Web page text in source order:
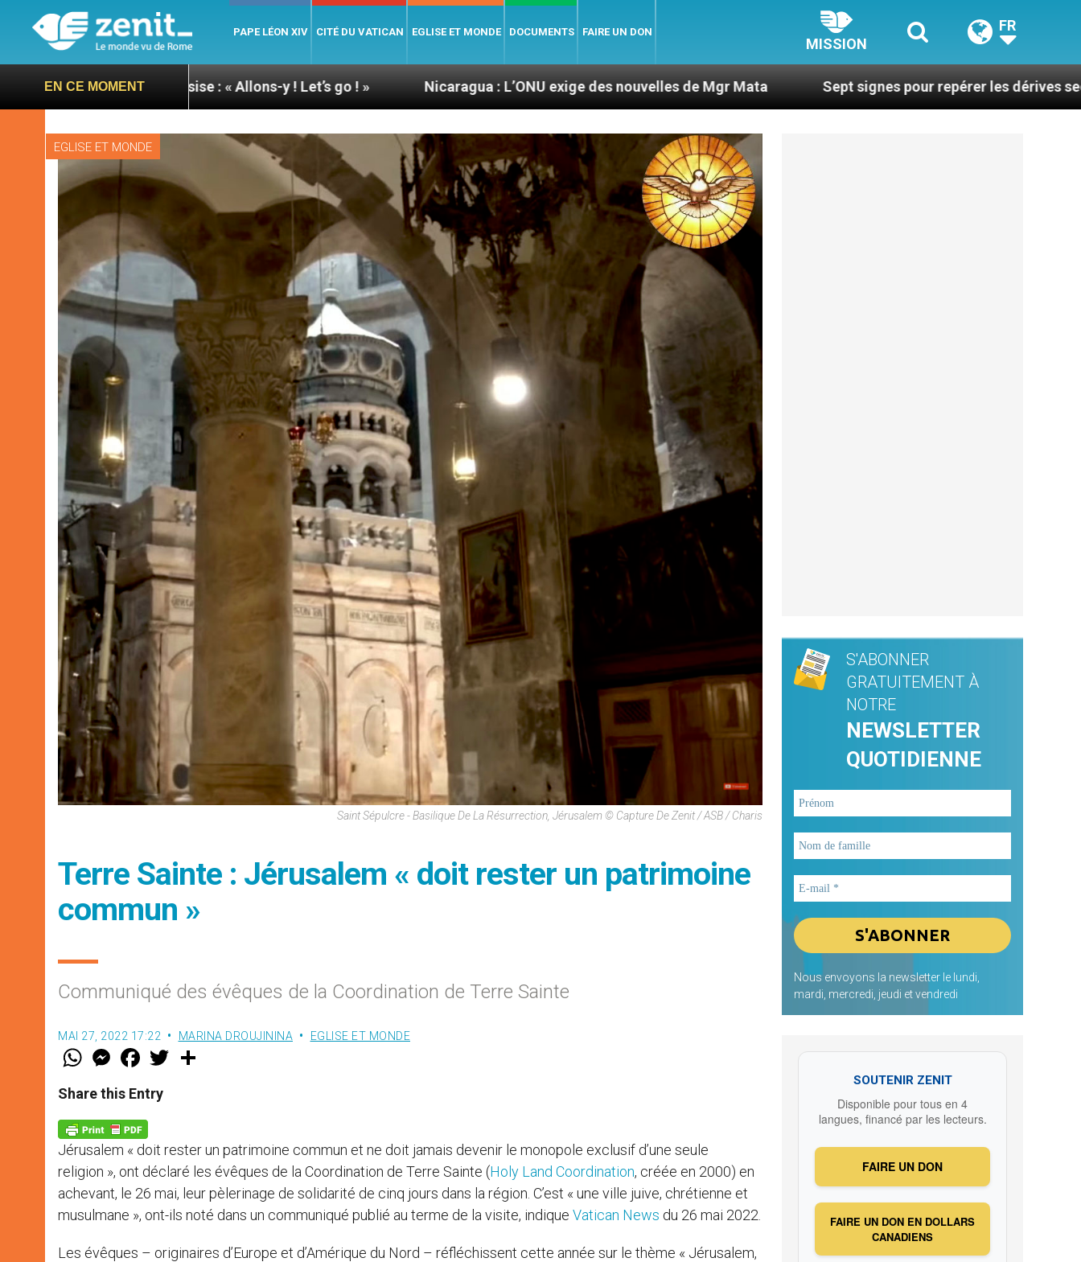
PAPE LÉON XIV CITÉ DU VATICAN EGLISE ET MONDE DOCUMENTS FAIRE UN DON
MISSION
FR
EN CE MOMENT
à Assise : « Allons-y ! Let’s go ! » Nicaragua : L’ONU exige des nouvelles de Mgr Mata Sept signes pour repérer les dérives sectaires du
EGLISE ET MONDE
Saint Sépulcre - Basilique De La Résurrection, Jérusalem © Capture De Zenit / ASB / Charis
Terre Sainte : Jérusalem « doit rester un patrimoine
commun »
Communiqué des évêques de la Coordination de Terre Sainte
MAI 27, 2022 17:22 MARINA DROUJININA EGLISE ET MONDE
W
t
s
p
p
M
e
s
e
g
e
r
F
a
e
b
o
k
w
Share this Entry
Jérusalem « doit rester un patrimoine commun et ne doit jamais devenir le monopole exclusif d’une seule
religion », ont déclaré les évêques de la Coordination de Terre Sainte (Holy Land Coordination, créée en 2000) en
achevant, le 26 mai, leur pèlerinage de solidarité de cinq jours dans la région. C’est « une ville juive, chrétienne et
musulmane », ont-ils noté dans un communiqué publié au terme de la visite, indique Vatican News du 26 mai 2022.
Les évêques – originaires d’Europe et d’Amérique du Nord – réfléchissent cette année sur le thème « Jérusalem,
S'ABONNER
GRATUITEMENT À
NOTRE
NEWSLETTER
QUOTIDIENNE
Nous envoyons la newsletter le lundi,
mardi, mercredi, jeudi et vendredi
SOUTENIR ZENIT
Disponible pour tous en 4
langues, financé par les lecteurs.
FAIRE UN DON
FAIRE UN DON EN DOLLARS
CANADIENS